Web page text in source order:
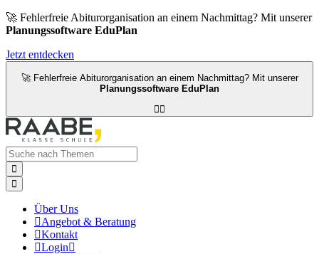
🚀 Fehlerfreie Abiturorganisation an einem Nachmittag? Mit unserer
Planungssoftware EduPlan
Jetzt entdecken
🚀 Fehlerfreie Abiturorganisation an einem Nachmittag? Mit unserer
Planungssoftware EduPlan



Über Uns
Angebot & Beratung
Kontakt
Login